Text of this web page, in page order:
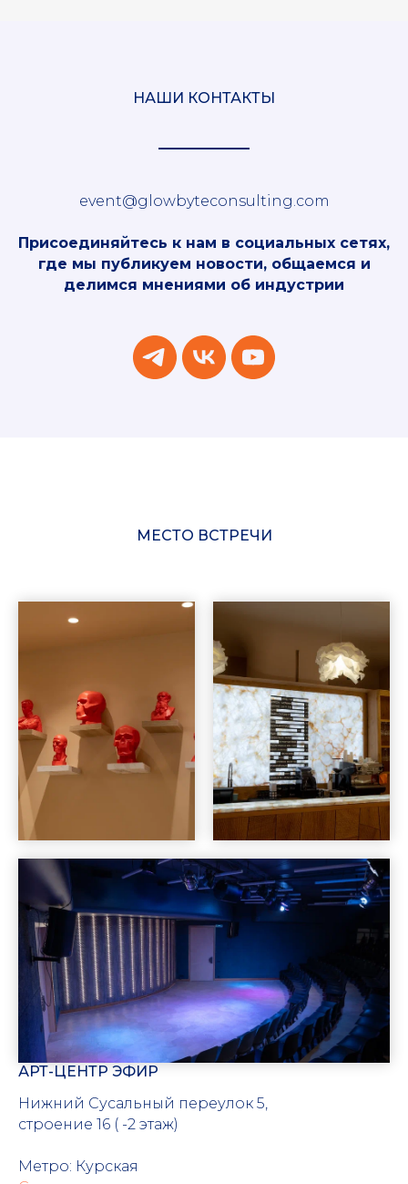
НАШИ КОНТАКТЫ
event@glowbyteconsulting.com
Присоединяйтесь к нам в социальных сетях,
где мы публикуем новости, общаемся и
делимся мнениями об индустрии
МЕСТО ВСТРЕЧИ
АРТ-ЦЕНТР ЭФИР
Нижний Сусальный переулок 5,
строение 16 ( -2 этаж)
Метро: Курская